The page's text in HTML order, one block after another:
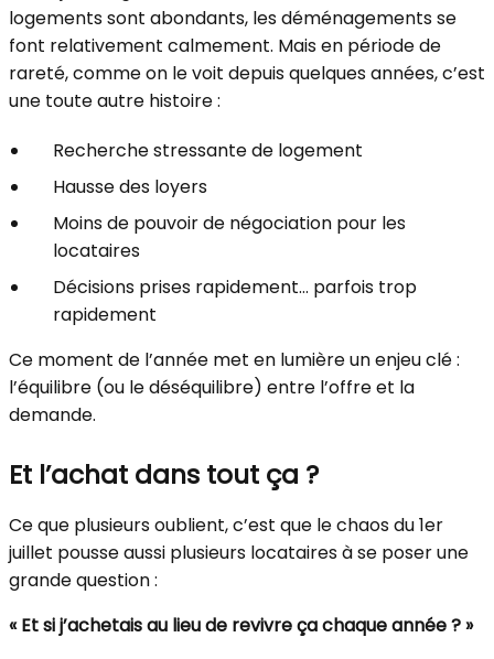
logements sont abondants, les déménagements se
font relativement calmement. Mais en période de
rareté, comme on le voit depuis quelques années, c’est
une toute autre histoire :
Recherche stressante de logement
Hausse des loyers
Moins de pouvoir de négociation pour les
locataires
Décisions prises rapidement… parfois trop
rapidement
Ce moment de l’année met en lumière un enjeu clé :
l’équilibre (ou le déséquilibre) entre l’offre et la
demande.
Et l’achat dans tout ça ?
Ce que plusieurs oublient, c’est que le chaos du 1er
juillet pousse aussi plusieurs locataires à se poser une
grande question :
« Et si j’achetais au lieu de revivre ça chaque année ? »